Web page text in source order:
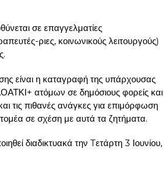
σε επαγγελματίες
ριες, κοινωνικούς λειτουργούς)
είναι η καταγραφή της υπάρχουσας
ατόμων σε δημόσιους φορείς και
τις πιθανές ανάγκες για επιμόρφωση
σε σχέση με αυτά τα ζητήματα.
διαδικτυακά την Tετάρτη 3 Ιουνίου,